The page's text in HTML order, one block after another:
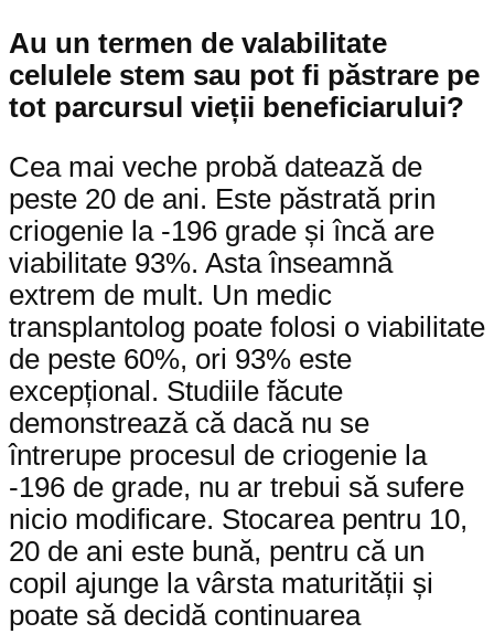
Au un termen de valabilitate
celulele stem sau pot fi păstrare pe
tot parcursul vieții beneficiarului?
Cea mai veche probă datează de
peste 20 de ani. Este păstrată prin
criogenie la -196 grade și încă are
viabilitate 93%. Asta înseamnă
extrem de mult. Un medic
transplantolog poate folosi o viabilitate
de peste 60%, ori 93% este
excepțional. Studiile făcute
demonstrează că dacă nu se
întrerupe procesul de criogenie la
-196 de grade, nu ar trebui să sufere
nicio modificare. Stocarea pentru 10,
20 de ani este bună, pentru că un
copil ajunge la vârsta maturității și
poate să decidă continuarea